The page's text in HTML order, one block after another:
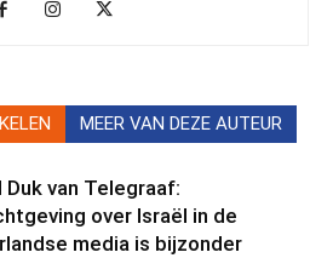
MEER VAN DEZE AUTEUR
Duk van Telegraaf:
over Israël in de
media is bijzonder